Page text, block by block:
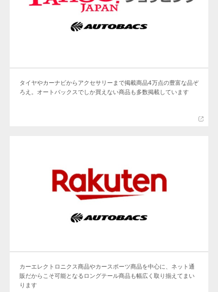
タイヤやカーナビからアクセサリーまで掲載商品4万点の豊富な品ぞ
ろえ。オートバックスでしか買えない商品も多数掲載しています
カーエレクトロニクス商品やカースポーツ商品を中心に、ネット通
販だからこそ可能となるロングテール商品も幅広く取り揃えてまい
ります